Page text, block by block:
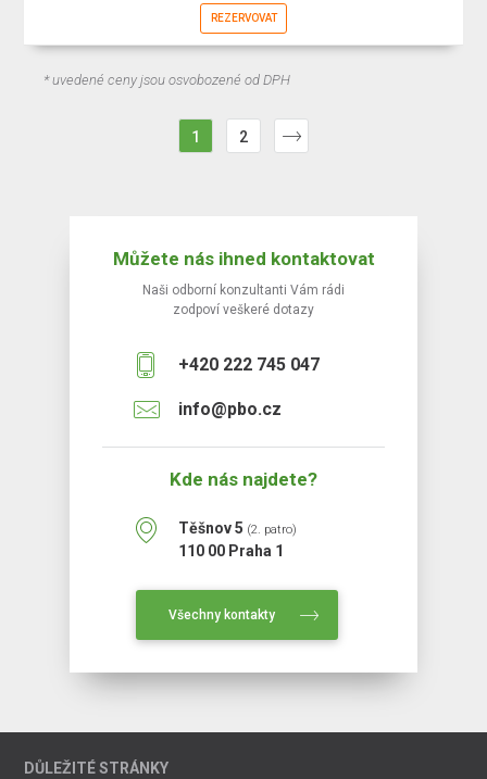
REZERVOVAT
* uvedené ceny jsou osvobozené od DPH
1 2
Můžete nás ihned kontaktovat
Naši odborní konzultanti Vám rádi
zodpoví veškeré dotazy
+420 222 745 047
info@pbo.cz
Kde nás najdete?
Těšnov 5 (2. patro)
110 00 Praha 1
Všechny kontakty
DŮLEŽITÉ STRÁNKY